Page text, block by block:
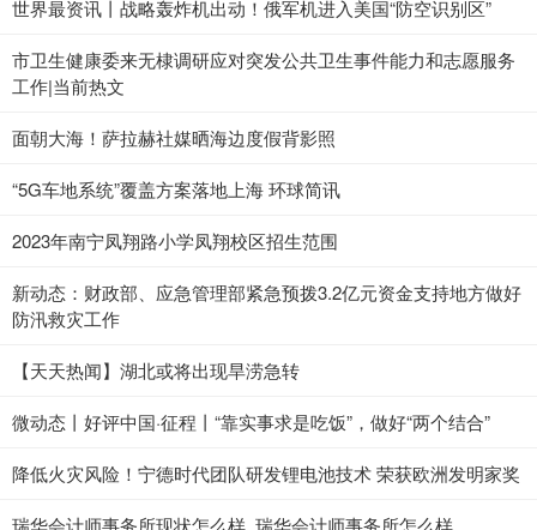
世界最资讯丨战略轰炸机出动！俄军机进入美国“防空识别区”
市卫生健康委来无棣调研应对突发公共卫生事件能力和志愿服务
工作|当前热文
面朝大海！萨拉赫社媒晒海边度假背影照
“5G车地系统”覆盖方案落地上海 环球简讯
2023年南宁凤翔路小学凤翔校区招生范围
新动态：财政部、应急管理部紧急预拨3.2亿元资金支持地方做好
防汛救灾工作
【天天热闻】湖北或将出现旱涝急转
微动态丨好评中国·征程丨“靠实事求是吃饭”，做好“两个结合”
降低火灾风险！宁德时代团队研发锂电池技术 荣获欧洲发明家奖
瑞华会计师事务所现状怎么样_瑞华会计师事务所怎么样